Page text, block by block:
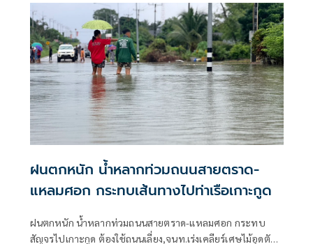
ฝนตกหนัก น้ำหลากท่วมถนนสายตราด-
แหลมศอก กระทบเส้นทางไปท่าเรือเกาะกูด
ฝนตกหนัก น้ำหลากท่วมถนนสายตราด-แหลมศอก กระทบ
สัญจรไปเกาะกูด ต้องใช้ถนนเลี่ยง,จนท.เร่งเคลียร์เศษไม้อุดตัน